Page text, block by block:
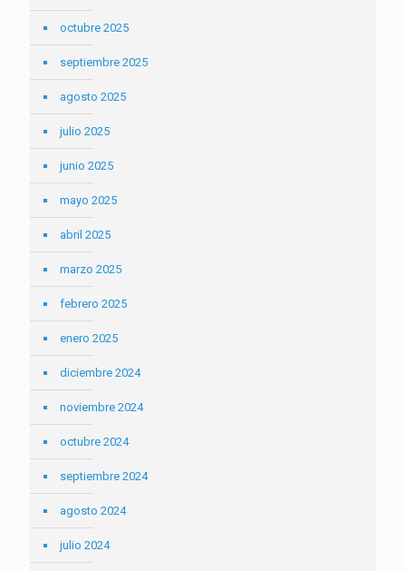
octubre 2025
septiembre 2025
agosto 2025
julio 2025
junio 2025
mayo 2025
abril 2025
marzo 2025
febrero 2025
enero 2025
diciembre 2024
noviembre 2024
octubre 2024
septiembre 2024
agosto 2024
julio 2024